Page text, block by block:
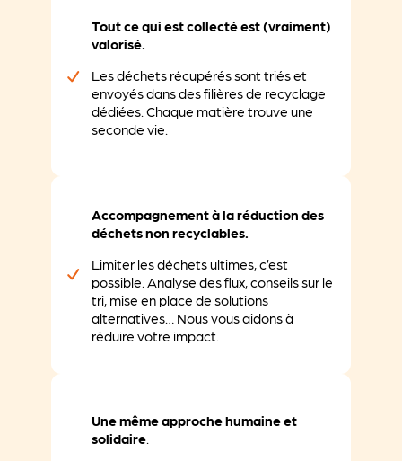
Tout ce qui est collecté est (vraiment)
valorisé.
Les déchets récupérés sont triés et
envoyés dans des filières de recyclage
dédiées. Chaque matière trouve une
seconde vie.
Accompagnement à la réduction des
déchets non recyclables.
Limiter les déchets ultimes, c’est
possible. Analyse des flux, conseils sur le
tri, mise en place de solutions
alternatives… Nous vous aidons à
réduire votre impact.
Une même approche humaine et
solidaire.